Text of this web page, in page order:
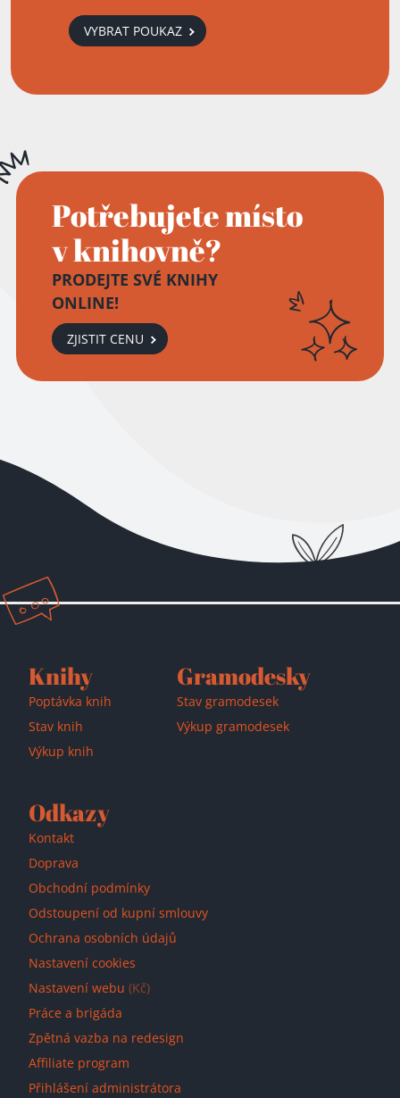
VYBRAT POUKAZ
Potřebujete místo
v knihovně?
PRODEJTE SVÉ KNIHY
ONLINE!
ZJISTIT CENU
Knihy
Poptávka knih
Stav knih
Výkup knih
Gramodesky
Stav gramodesek
Výkup gramodesek
Odkazy
Kontakt
Doprava
Obchodní podmínky
Odstoupení od kupní smlouvy
Ochrana osobních údajů
Nastavení cookies
Nastavení webu (Kč)
Práce a brigáda
Zpětná vazba na redesign
Affiliate program
Přihlášení administrátora